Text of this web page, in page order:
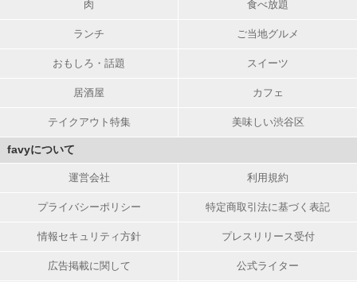
肉 食べ放題
ランチ ご当地グルメ
おもしろ・話題 スイーツ
居酒屋 カフェ
テイクアウト特集 美味しい渋谷区
favyについて
運営会社 利用規約
プライバシーポリシー 特定商取引法に基づく表記
情報セキュリティ方針 プレスリリース受付
広告掲載に関して 公式ライター